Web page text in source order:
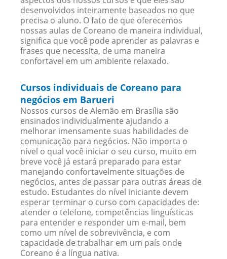
desenvolvidos inteiramente baseados no que
precisa o aluno. O fato de que oferecemos
nossas aulas de Coreano de maneira individual,
significa que você pode aprender as palavras e
frases que necessita, de uma maneira
confortavel em um ambiente relaxado.
Cursos individuais de Coreano para
negócios em Barueri
Nossos cursos de Alemão em Brasília são
ensinados individualmente ajudando a
melhorar imensamente suas habilidades de
comunicação para negócios. Não importa o
nível o qual você iniciar o seu curso, muito em
breve você já estará preparado para estar
manejando confortavelmente situações de
negócios, antes de passar para outras áreas de
estudo. Estudantes do nível iniciante devem
esperar terminar o curso com capacidades de:
atender o telefone, competências linguísticas
para entender e responder um e-mail, bem
como um nível de sobrevivência, e com
capacidade de trabalhar em um país onde
Coreano é a língua nativa.